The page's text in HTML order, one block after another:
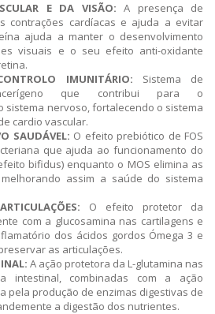
E DA VISÃO: A presença de
contrações cardíacas e ajuda a evitar
ajuda a manter o desenvolvimento
visuais e o seu efeito anti-oxidante
IMUNITÁRIO: Sistema de
que contribui para o
sistema nervoso, fortalecendo o sistema
cardio vascular.
SAUDÁVEL: O efeito prebiótico de FOS
que ajuda ao funcionamento do
bifidus) enquanto o MOS elimina as
assim a saúde do sistema
O efeito protetor da
com a glucosamina nas cartilagens e
dos ácidos gordos Ómega 3 e
as articulações.
A ação protetora da L-glutamina nas
intestinal, combinadas com a ação
pela produção de enzimas digestivas de
a digestão dos nutrientes.